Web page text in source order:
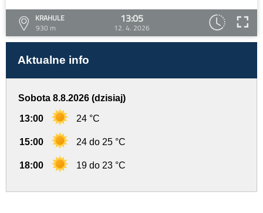
KRAHULE
930 m
13:05
12. 4. 2026
Aktualne info
Sobota 8.8.2026 (dzisiaj)
13:00 24 °C
15:00 24 do 25 °C
18:00 19 do 23 °C